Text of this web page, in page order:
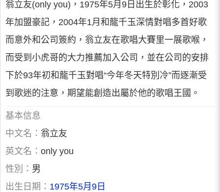
翁立友(only you)，1975年5月9日出生於彰化，2003
年加盟豪記，2004年1月和龍千玉深情對唱多首好歌
而意外和公司簽約，翁立友在歌唱大賽里一展歌喉，
而受到小虎哥的大力推薦加入公司，並在公司的安排
下於93年初和龍千玉對唱“今年冬天特別冷”而逐漸受
到歌迷的注意，期望能創造出屬於他的歌唱王國。
基本信息
中文名： 翁立友
英文名： only you
性別： 男
出生日期： 1975年5月9日